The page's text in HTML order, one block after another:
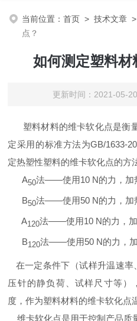
当前位置：首页 >技术文章
点？
如何测定塑料材
更新时间：2021-
塑料材料的维卡软化点是衡
定采用的标准方法为GB/1633-
定热塑性塑料的维卡软化点的方
A50法——使用10 N的力，加
B50法——使用50 N的力，加
A120法——使用10 N的力，
B120法——使用50 N的力，
在一定条件下（试样升温速率
压针的静负荷、试样尺寸等）
度，作为塑料材料的维卡软化点
维卡软化点是用于控制产品质